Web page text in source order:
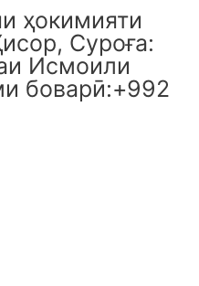
ҳокимияти
Суроға:
Исмоили
боварӣ:+992